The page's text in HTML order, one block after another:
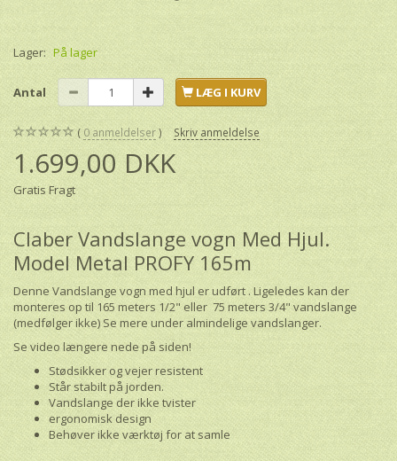
Lager: På lager
Antal LÆG I KURV
0 anmeldelser Skriv anmeldelse
1.699,00 DKK
Gratis Fragt
Claber Vandslange vogn Med Hjul.
Model Metal PROFY 165m
Denne Vandslange vogn med hjul er udført . Ligeledes kan der
monteres op til 165 meters 1/2" eller 75 meters 3/4" vandslange
(medfølger ikke) Se mere under almindelige vandslanger.
Se video længere nede på siden!
Stødsikker og vejer resistent
Står stabilt på jorden.
Vandslange der ikke tvister
ergonomisk design
Behøver ikke værktøj for at samle